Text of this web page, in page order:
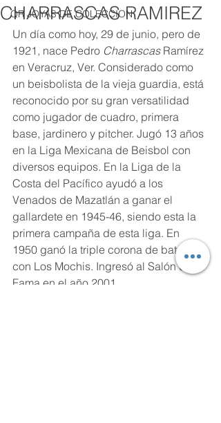
QR JOYAS DE COLECCION
CHARRASCAS RAMIREZ
Un día como hoy, 29 de junio, pero de
1921, nace Pedro Charrascas Ramírez
en Veracruz, Ver. Considerado como
un beisbolista de la vieja guardia, está
reconocido por su gran versatilidad
como jugador de cuadro, primera
base, jardinero y pitcher. Jugó 13 años
en la Liga Mexicana de Beisbol con
diversos equipos. En la Liga de la
Costa del Pacífico ayudó a los
Venados de Mazatlán a ganar el
gallardete en 1945-46, siendo esta la
primera campaña de esta liga. En
1950 ganó la triple corona de bateo
con Los Mochis. Ingresó al Salón de la
Fama en el año 2001.